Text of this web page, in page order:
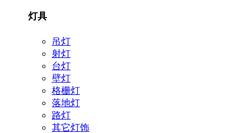
灯具
吊灯
射灯
台灯
壁灯
格栅灯
落地灯
路灯
其它灯饰